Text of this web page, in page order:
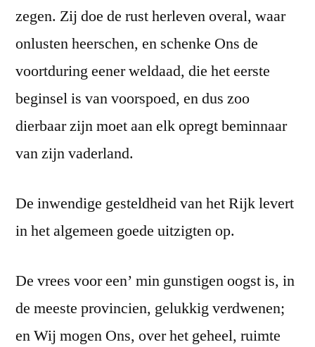
zegen. Zij doe de rust herleven overal, waar
onlusten heerschen, en schenke Ons de
voortduring eener weldaad, die het eerste
beginsel is van voorspoed, en dus zoo
dierbaar zijn moet aan elk opregt beminnaar
van zijn vaderland.
De inwendige gesteldheid van het Rijk levert
in het algemeen goede uitzigten op.
De vrees voor een’ min gunstigen oogst is, in
de meeste provincien, gelukkig verdwenen;
en Wij mogen Ons, over het geheel, ruimte